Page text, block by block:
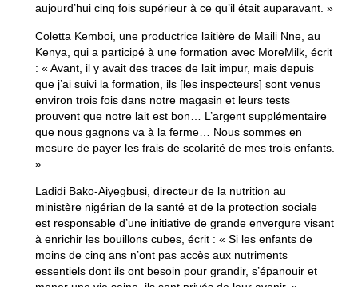
aujourd’hui cinq fois supérieur à ce qu’il était auparavant. »
Coletta Kemboi, une productrice laitière de Maili Nne, au
Kenya, qui a participé à une formation avec MoreMilk, écrit
: « Avant, il y avait des traces de lait impur, mais depuis
que j’ai suivi la formation, ils [les inspecteurs] sont venus
environ trois fois dans notre magasin et leurs tests
prouvent que notre lait est bon… L’argent supplémentaire
que nous gagnons va à la ferme… Nous sommes en
mesure de payer les frais de scolarité de mes trois enfants.
»
Ladidi Bako-Aiyegbusi, directeur de la nutrition au
ministère nigérian de la santé et de la protection sociale
est responsable d’une initiative de grande envergure visant
à enrichir les bouillons cubes, écrit : « Si les enfants de
moins de cinq ans n’ont pas accès aux nutriments
essentiels dont ils ont besoin pour grandir, s’épanouir et